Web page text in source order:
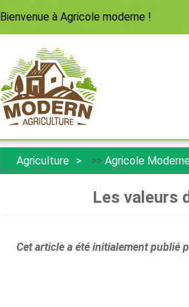
Bienvenue à Agricole moderne !
Agriculture >> Agricole
Les valeurs
Cet article a été initialement publié